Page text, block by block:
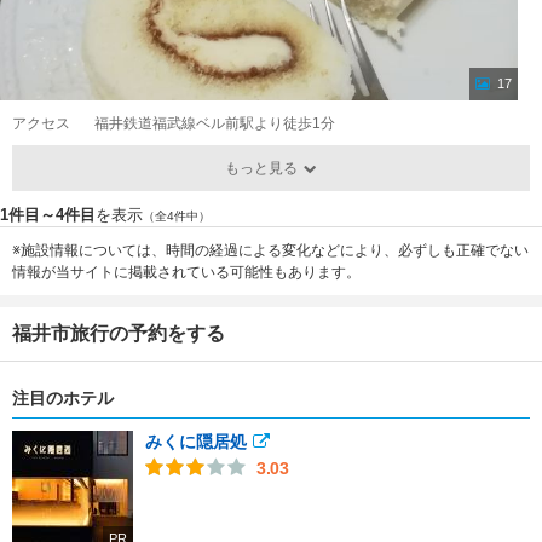
17
アクセス 福井鉄道福武線ベル前駅より徒歩1分
もっと見る
1件目～4件目 を表示 （全4件中）
※施設情報については、時間の経過による変化などにより、必ずしも正確でない
情報が当サイトに掲載されている可能性もあります。
福井市旅行の予約をする
注目のホテル
PR
みくに隠居処
3.03